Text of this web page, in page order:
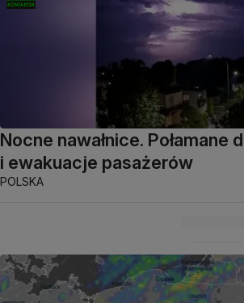
Nocne nawałnice. Połamane
i ewakuacje pasażerów
POLSKA